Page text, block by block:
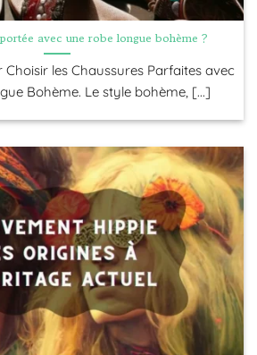
avec une robe longue bohème ?
les Chaussures Parfaites avec
Bohème. Le style bohème, [...]